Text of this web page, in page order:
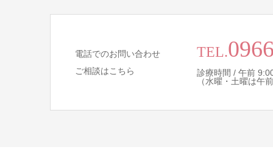
電話でのお問い合わせ
ご相談はこちら
TEL.
診療時間 / 午前
（水曜・土曜は午